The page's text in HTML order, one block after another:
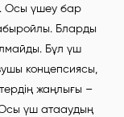
Осы үшеу бар
Бларды
Бұл үш
концепсиясы,
жаңлығы –
үш атааудың